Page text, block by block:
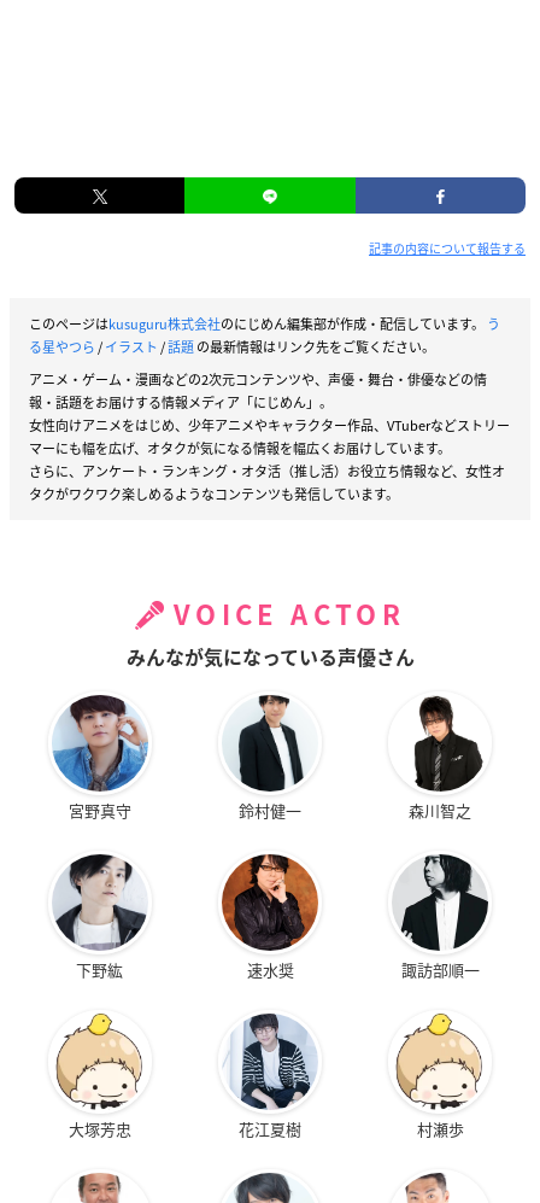
記事の内容について報告する
このページはkusuguru株式会社のにじめん編集部が作成・配信しています。
う
る星やつら/イラスト /話題の最新情報はリンク先をご覧ください。
アニメ・ゲーム・漫画などの2次元コンテンツや、声優・舞台・俳優などの情
報・話題をお届けする情報メディア「にじめん」。
女性向けアニメをはじめ、少年アニメやキャラクター作品、VTuberなどストリー
マーにも幅を広げ、オタクが気になる情報を幅広くお届けしています。
さらに、アンケート・ランキング・オタ活（推し活）お役立ち情報など、女性オ
タクがワクワク楽しめるようなコンテンツも発信しています。
VOICE ACTOR
みんなが気になっている声優さん
宮野真守 鈴村健一 森川智之
下野紘 速水奨 諏訪部順一
大塚芳忠 花江夏樹 村瀬歩